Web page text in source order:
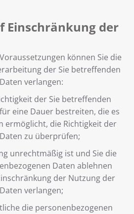
der
können Sie die
der Sie betreffenden
verlangen:
der Sie betreffenden
eine Dauer bestreiten, die es
ermöglicht, die Richtigkeit der
zu überprüfen;
ist und Sie die
Daten ablehnen
der Nutzung der
verlangen;
die personenbezogenen